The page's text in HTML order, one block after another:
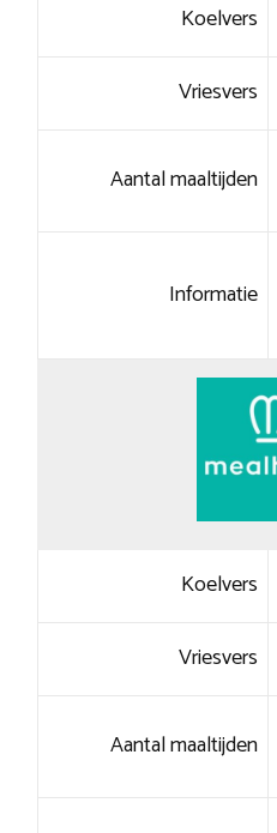
Koelvers
Vriesvers
Aantal maaltijden
Informatie
Koelvers
Vriesvers
Aantal maaltijden